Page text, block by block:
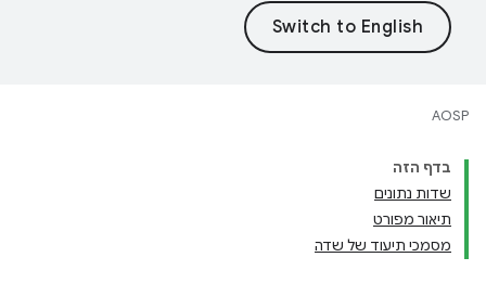
AOSP
בדף הזה
שדות נתונים
תיאור מפורט
מסמכי תיעוד של שדה